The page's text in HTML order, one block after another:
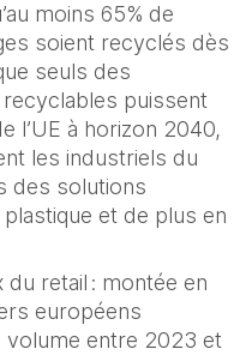
moins 65% de
soient recyclés dès
seuls des
puissent
l’UE à horizon 2040,
les industriels du
des solutions
et de plus en
retail : montée en
européens
volume entre 2023 et